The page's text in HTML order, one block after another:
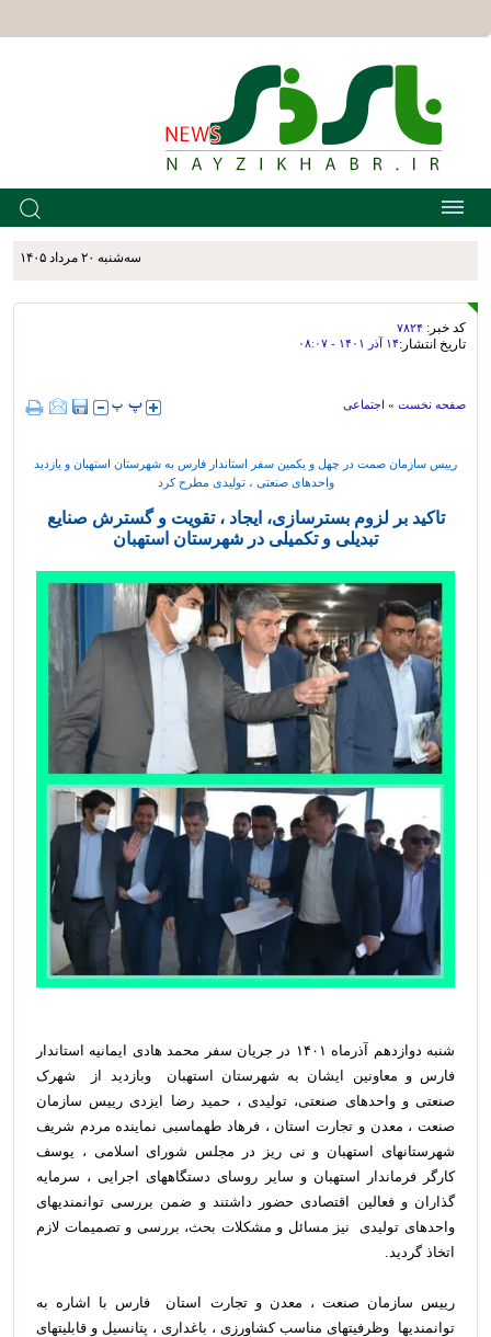
سه‌شنبه ۲۰ مرداد ۱۴۰۵
کد خبر: ۷۸۲۴
تاریخ انتشار:۱۴ آذر ۱۴۰۱ - ۰۸:۰۷
صفحه نخست » اجتماعی
رییس سازمان صمت در چهل و یکمین سفر استاندار فارس به شهرستان استهبان و بازدید
واحدهای صنعتی ، تولیدی مطرح کرد
تاکید بر لزوم بسترسازی، ایجاد ، تقویت و گسترش صنایع
تبدیلی و تکمیلی در شهرستان استهبان
شنبه دوازدهم آذرماه ۱۴۰۱ در جریان سفر محمد هادی ایمانیه استاندار
فارس و معاونین ایشان به شهرستان استهبان وبازدید از شهرک
صنعتی و واحدهای صنعتی، تولیدی ، حمید رضا ایزدی رییس سازمان
صنعت ، معدن و تجارت استان ، فرهاد طهماسبی نماینده مردم شریف
شهرستانهای استهبان و نی ریز در مجلس شورای اسلامی ، یوسف
کارگر فرماندار استهبان و سایر روسای دستگاههای اجرایی ، سرمایه
گذاران و فعالین اقتصادی حضور داشتند و ضمن بررسی توانمندیهای
واحدهای تولیدی نیز مسائل و مشکلات بحث، بررسی و تصمیمات لازم
اتخاذ گردید.
رییس سازمان صنعت ، معدن و تجارت استان فارس با اشاره به
توانمندیها وظرفیتهای مناسب کشاورزی ، باغداری ، پتانسیل و قابلیتهای